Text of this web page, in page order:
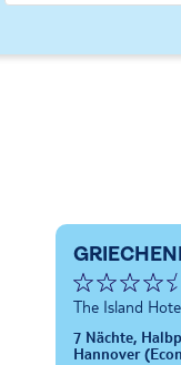
The Island
7 Nächte,
Hannover